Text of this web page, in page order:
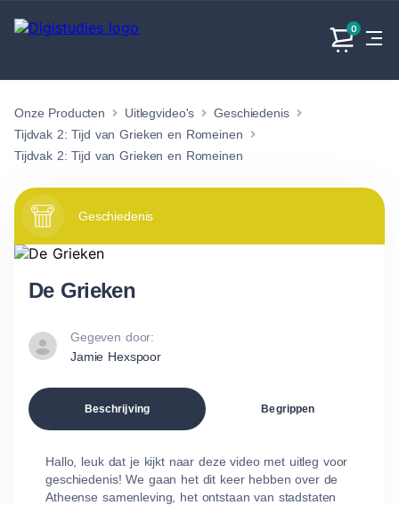
0
Exacte
vakken
Geen
Taalvakken
vakken.
Maatschappijvakken Producten
Onze Producten Uitlegvideo's
Geschiedenis
Tijdvak 2: Tijd van Grieken en Romeinen
Tijdvak 2: Tijd van Grieken en Romeinen
Geschiedenis
De Grieken
Gegeven door:
Jamie Hexspoor
Beschrijving Begrippen
Hallo, leuk dat je kijkt naar deze video met uitleg voor
geschiedenis! We gaan het dit keer hebben over de
Atheense samenleving, het ontstaan van stadstaten